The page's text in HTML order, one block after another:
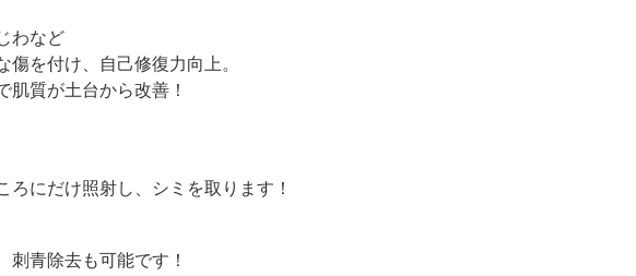
など
を付け、自己修復力向上。
質が土台から改善！
にだけ照射し、シミを取ります！
青除去も可能です！